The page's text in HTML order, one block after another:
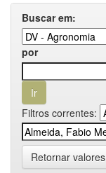
Buscar em:
por
Filtros correntes:
Retornar valores